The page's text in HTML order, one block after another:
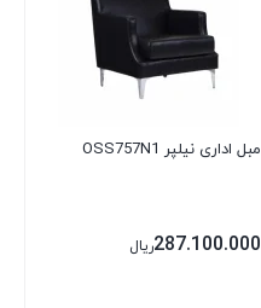
مبل اداری نیلپر OSS757N1
287.100.000ریال